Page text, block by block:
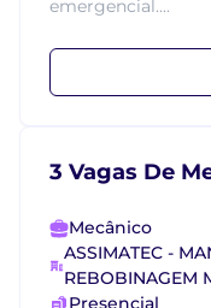
emergencial....
3 Vagas De
Mecânico
ASSIMATEC -
REBOBINAGEM
Presencial